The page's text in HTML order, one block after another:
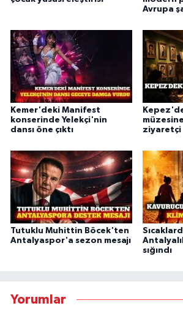
Avrupa
Kemer'deki Manifest
konserinde Yelekçi'nin
dansı öne çıktı
ziyaretçi
Tutuklu Muhittin Böcek'ten
Antalyaspor'a sezon mesajı
sığındı
Yorumlar